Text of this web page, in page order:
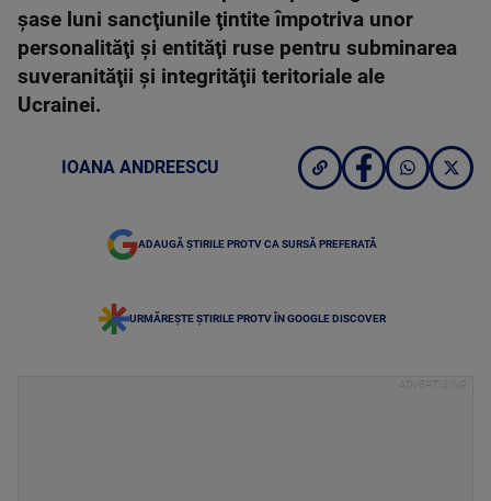
şase luni sancţiunile ţintite împotriva unor
personalităţi şi entităţi ruse pentru subminarea
suveranităţii şi integrităţii teritoriale ale
Ucrainei.
IOANA ANDREESCU
ADAUGĂ ȘTIRILE PROTV CA SURSĂ PREFERATĂ
URMĂREȘTE ȘTIRILE PROTV ÎN GOOGLE DISCOVER